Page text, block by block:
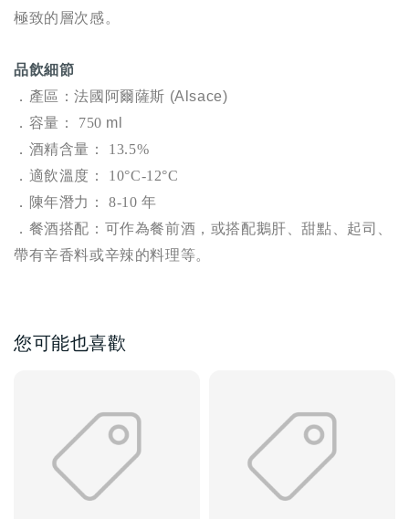
極致的層次感。
品飲細節
．產區：法國阿爾薩斯 (Alsace)
．容量：
750 ml
． 酒精含量：
13.5%
． 適飲溫度： 10°C-12°C
． 陳年潛力： 8-10 年
． 餐酒搭配：可作為餐前酒，或搭配鵝肝、甜點、起司、
帶有辛香料或辛辣的料理等。
您可能也喜歡